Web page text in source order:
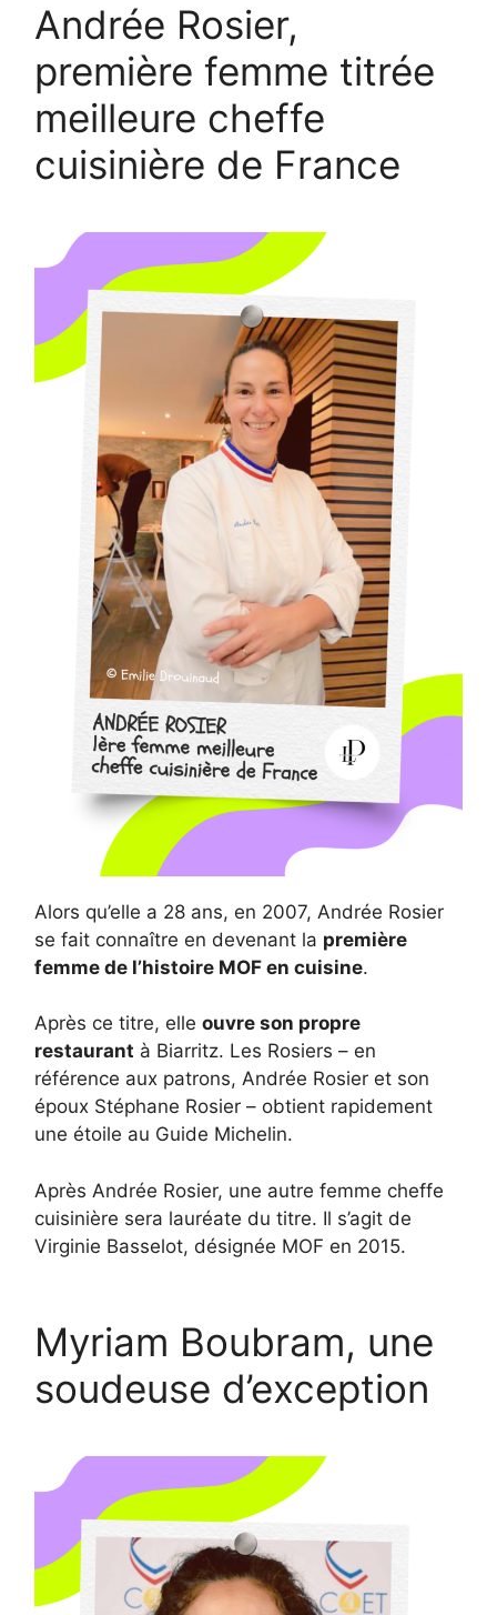
Andrée Rosier,
première femme titrée
meilleure cheffe
cuisinière de France
Alors qu’elle a 28 ans, en 2007, Andrée Rosier
se fait connaître en devenant la première
femme de l’histoire MOF en cuisine.
Après ce titre, elle ouvre son propre
restaurant à Biarritz. Les Rosiers – en
référence aux patrons, Andrée Rosier et son
époux Stéphane Rosier – obtient rapidement
une étoile au Guide Michelin.
Après Andrée Rosier, une autre femme cheffe
cuisinière sera lauréate du titre. Il s’agit de
Virginie Basselot, désignée MOF en 2015.
Myriam Boubram, une
soudeuse d’exception